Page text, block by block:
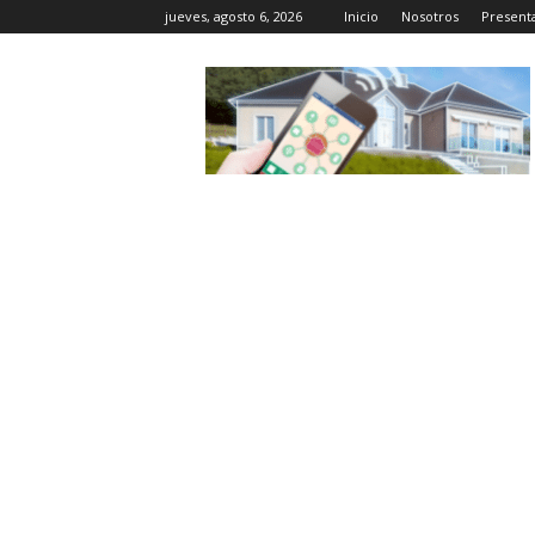
jueves, agosto 6, 2026 Inicio Nosotros
Casa
Inteligente
Wifi